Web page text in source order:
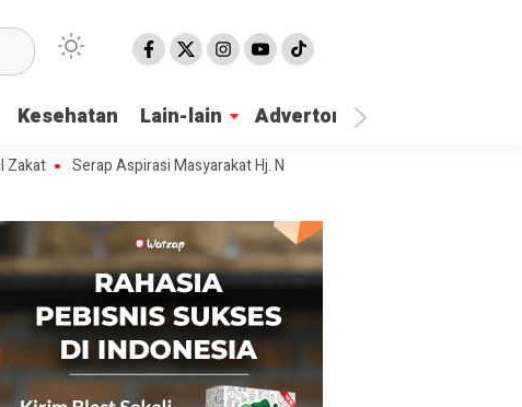
Kesehatan Lain-lain Advertorial
Serap Aspirasi Masyarakat Hj. Nur Azizah Tamhid Gelar Diskusi Publik